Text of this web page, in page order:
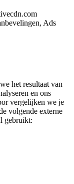
Ads
het resultaat van
en ons
vergelijken we je
volgende externe
gebruikt: